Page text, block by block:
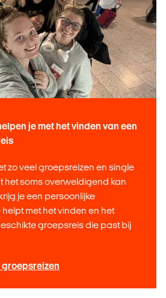
je met het vinden van een
zo veel groepsreizen en single
het soms overweldigend kan
je een persoonlijke
met het vinden en het
groepsreis die past bij
groepsreizen